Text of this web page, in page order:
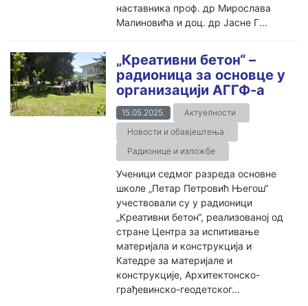
наставника проф. др Мирослава
Малиновића и доц. др Јасне Г...
„Креативни бетон“ –
радионица за основце у
организацији АГГФ-а
15.05.2025.
Актуелности
Новости и обавјештења
Радионице и изложбе
Ученици седмог разреда основне
школе „Петар Петровић Његош“
учествовали су у радионици
„Креативни бетон“, реализованој од
стране Центра за испитивање
материјала и конструкција и
Катедре за материјале и
конструкције, Архитектонско-
грађевинско-геодетског...